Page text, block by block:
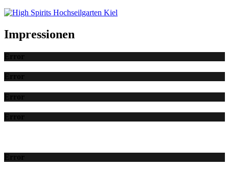
Impressionen
Error
Error
Error
Error
Error